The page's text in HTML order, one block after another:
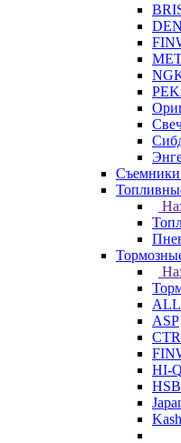
Съемники
ASP
CTR
HI-Q
HSB